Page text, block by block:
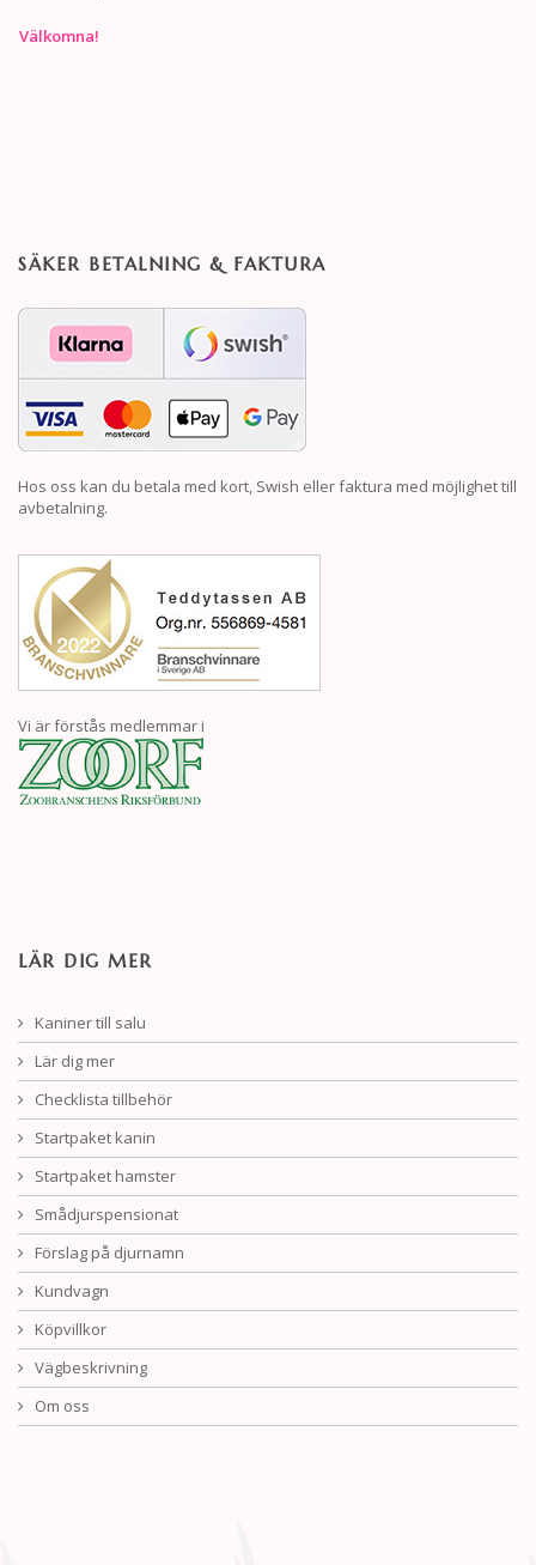
Välkomna!
SÄKER BETALNING & FAKTURA
Hos oss kan du betala med kort, Swish eller faktura med möjlighet till
avbetalning.
Vi är förstås medlemmar i
LÄR DIG MER
Kaniner till salu
Lär dig mer
Checklista tillbehör
Startpaket kanin
Startpaket hamster
Smådjurspensionat
Förslag på djurnamn
Kundvagn
Köpvillkor
Vägbeskrivning
Om oss